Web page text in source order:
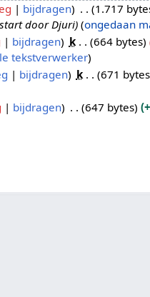
bijdragen 1.717
door Djuri
ongedaan
bijdragen k 664 bytes
tekstverwerker
bijdragen k 671 bytes
bijdragen 647 bytes